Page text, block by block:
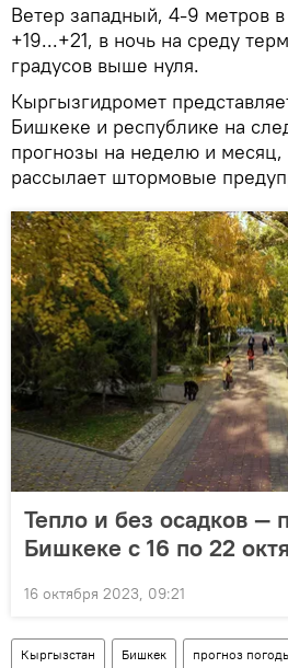
Ветер западный, 4-9 метров
+19...+21, в ночь на среду
градусов выше нуля.
Кыргызгидромет
Бишкеке и республике на
прогнозы на неделю и
рассылает штормовые
Тепло и без осадков —
Бишкеке с 16 по 22
16 октября 2023, 09:21
Кыргызстан Бишкек прогноз